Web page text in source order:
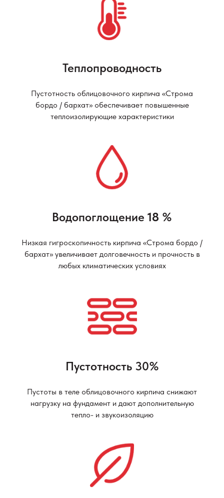
Теплопроводность
Пустотность облицовочного кирпича «Строма
бордо / бархат» обеспечивает повышенные
теплоизолирующие характеристики
Водопоглощение 18 %
Низкая гигроскопичность кирпича «Строма бордо /
бархат» увеличивает долговечность и прочность в
любых климатических условиях
Пустотность 30%
Пустоты в теле облицовочного кирпича снижают
нагрузку на фундамент и дают дополнительную
тепло- и звукоизоляцию